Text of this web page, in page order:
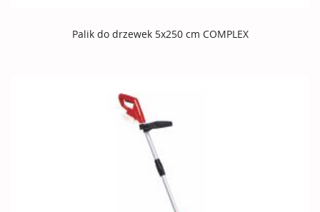
Palik do drzewek 5x250 cm COMPLEX